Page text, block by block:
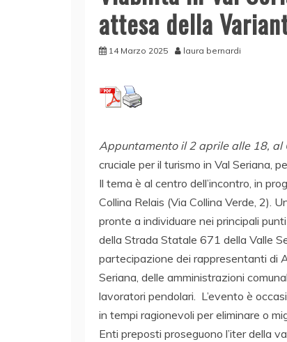
attesa della
14 Marzo 2025 laura bernardi
Appuntamento il 2 aprile alle 18, al
cruciale per il turismo in Val Seriana,
Il tema è al centro dell’incontro, in
Collina Relais (Via Collina Verde, 2).
pronte a individuare nei principali
della Strada Statale 671 della Valle
partecipazione dei rappresentanti di
Seriana, delle amministrazioni
lavoratori pendolari. L’evento è
in tempi ragionevoli per eliminare o
Enti preposti proseguono l’iter della